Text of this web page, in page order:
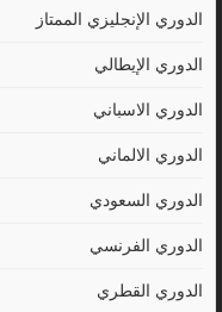
الدوري الإنجليزي الممتاز
الدوري الإيطالي
الدوري الاسباني
الدوري الالماني
الدوري السعودي
الدوري الفرنسي
الدوري القطري